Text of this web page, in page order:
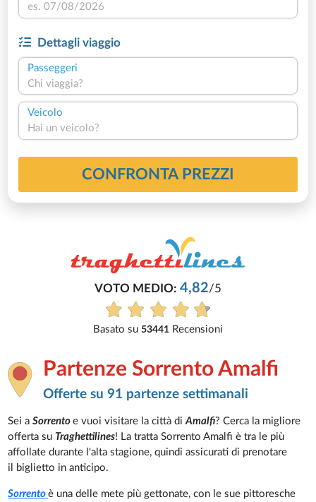
Dettagli viaggio
Passeggeri
Chi viaggia?
Veicolo
Hai un veicolo?
CONFRONTA PREZZI
VOTO MEDIO:4,82/5
Basato su53441Recensioni
Partenze Sorrento Amalfi
Offerte su 91 partenze settimanali
Sei aSorrentoe vuoi visitare la città diAmalfi? Cerca la migliore
offerta suTraghettilines! La tratta Sorrento Amalfi è tra le più
affollate durante l'alta stagione, quindi assicurati di prenotare
il biglietto in anticipo.
Sorrentoè una delle mete più gettonate, con le sue pittoresche